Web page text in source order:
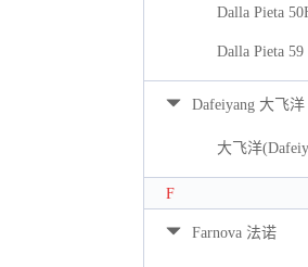
Dalla Pieta
Dalla Pieta 59
Dafeiyang 大飞洋
大飞洋
F
Farnova 法诺